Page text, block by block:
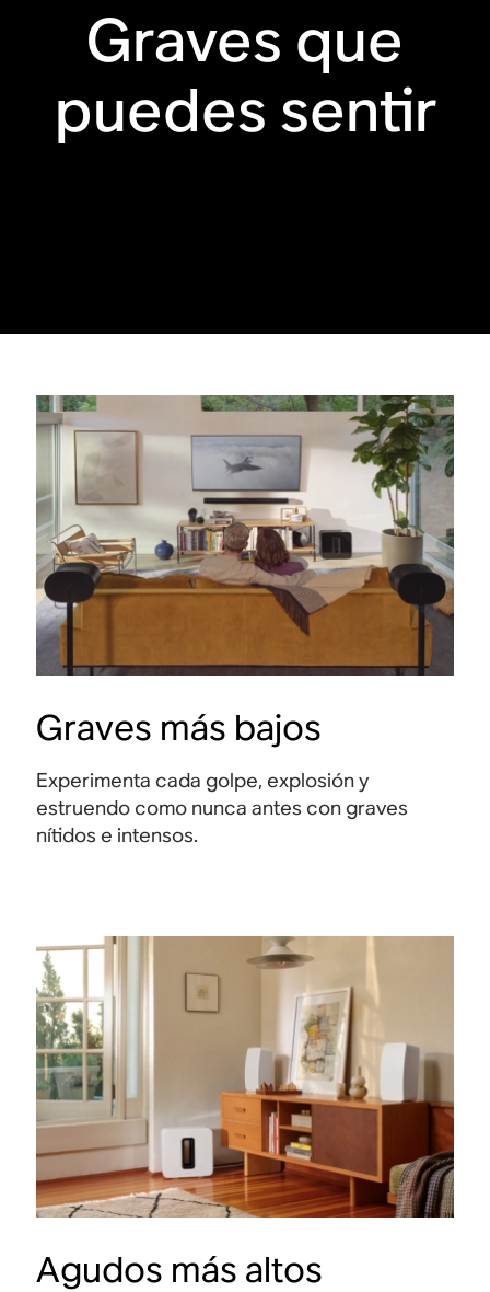
Graves que
puedes sentir
Graves más bajos
Experimenta cada golpe, explosión y
estruendo como nunca antes con graves
nítidos e intensos.
Agudos más altos